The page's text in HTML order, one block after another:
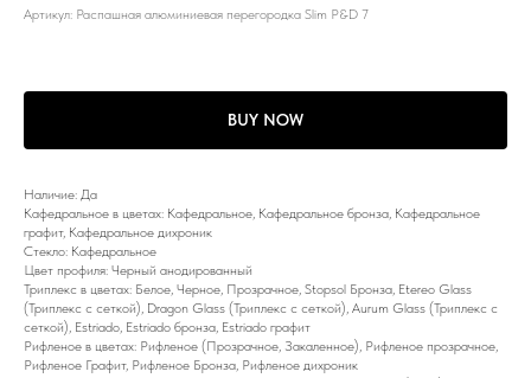
Артикул: Распашная алюминиевая перегородка Slim P&D 7
BUY NOW
Наличие: Да
Кафедральное в цветах: Кафедральное, Кафедральное бронза, Кафедральное
графит, Кафедральное дихроник
Стекло: Кафедральное
Цвет профиля: Черный анодированный
Триплекс в цветах: Белое, Черное, Прозрачное, Stopsol Бронза, Etereo Glass
(Триплекс с сеткой), Dragon Glass (Триплекс с сеткой), Aurum Glass (Триплекс с
сеткой), Estriado, Estriado бронза, Estriado графит
Рифленое в цветах: Рифленое (Прозрачное, Закаленное), Рифленое прозрачное,
Рифленое Графит, Рифленое Бронза, Рифленое дихроник